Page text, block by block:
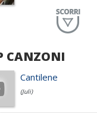
Planet Funk
Achille Lauro
CANZONI
Cantilene
(Juli)